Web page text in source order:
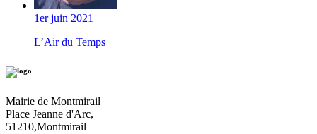
1er juin 2021
L’Air du Temps
Mairie de Montmirail
Place Jeanne d'Arc,
51210,Montmirail